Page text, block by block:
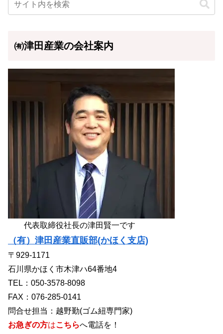
㈲津田産業の会社案内
代表取締役社長の津田賢一です
（有）津田産業直販部(かほく支店)
〒929-1171
石川県かほく市木津ハ64番地4
TEL：050-3578-8098
FAX：076-285-0141
問合せ担当：越野勤(ゴム紐専門家)
お急ぎの方はこちらへ電話を！